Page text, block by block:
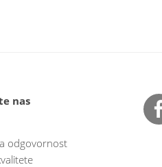
nas
odgovornost